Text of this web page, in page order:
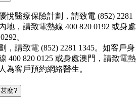
悅醫療保險計劃，請致電 (852) 2281
地，請致電熱線 400 820 0192 或身處
。
，請致電 (852) 2281 1345。如客戶身
400 820 0125 或身處澳門，請致電熱
為客戶預約網絡醫生。
麼?